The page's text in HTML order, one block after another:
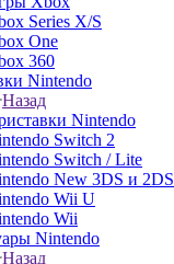
Series X/S
One
360
Nintendo
Назад
Nintendo
Switch 2
Switch / Lite
New 3DS и 2DS
Wii U
Wii
Nintendo
Назад